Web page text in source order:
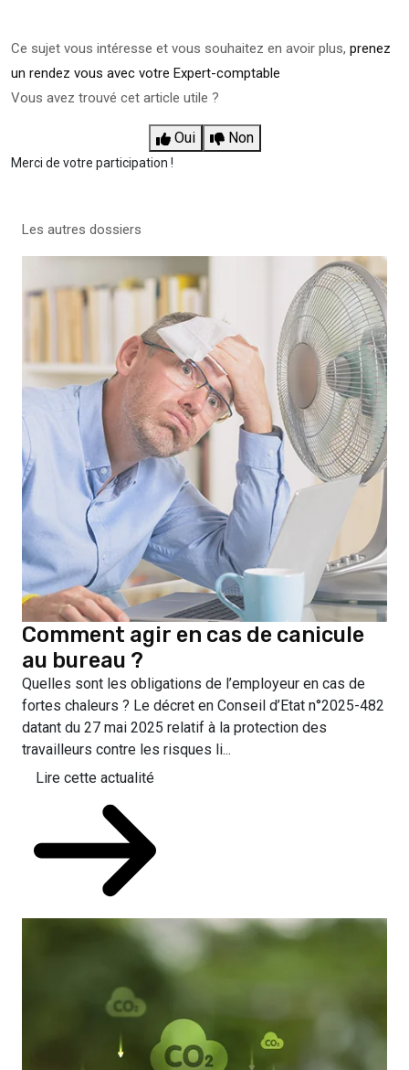
Ce sujet vous intéresse et vous souhaitez en avoir plus, prenez
un rendez vous avec votre Expert-comptable
Vous avez trouvé cet article utile ?
Oui Non
Merci de votre participation !
Les autres dossiers
Comment agir en cas de canicule
au bureau ?
Quelles sont les obligations de l’employeur en cas de
fortes chaleurs ? Le décret en Conseil d’Etat n°2025-482
datant du 27 mai 2025 relatif à la protection des
travailleurs contre les risques li...
Lire cette actualité